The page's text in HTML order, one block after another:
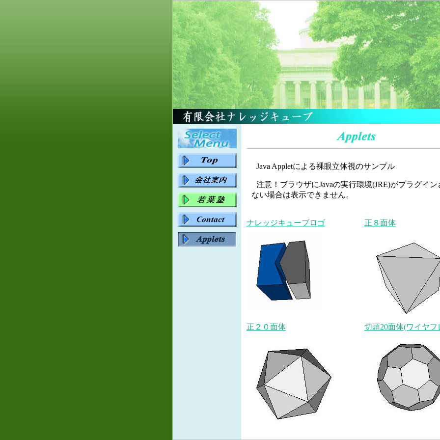
Java Appletによる裸眼立体視のサンプル
注意！ブラウザにJavaの実行環境(JRE)がプラグイ
ない場合は表示できません。
ナレッジキューブロゴ 正８面体
正２０面体 切頭20面体(ワイヤフ